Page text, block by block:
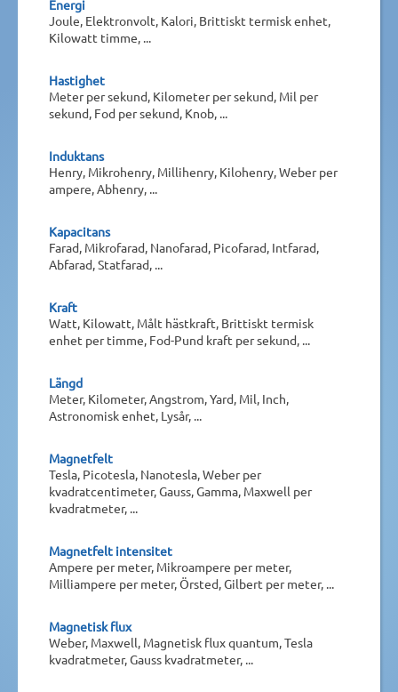
Energi
Joule, Elektronvolt, Kalori, Brittiskt termisk enhet,
Kilowatt timme, ...
Hastighet
Meter per sekund, Kilometer per sekund, Mil per
sekund, Fod per sekund, Knob, ...
Induktans
Henry, Mikrohenry, Millihenry, Kilohenry, Weber per
ampere, Abhenry, ...
Kapacitans
Farad, Mikrofarad, Nanofarad, Picofarad, Intfarad,
Abfarad, Statfarad, ...
Kraft
Watt, Kilowatt, Målt hästkraft, Brittiskt termisk
enhet per timme, Fod-Pund kraft per sekund, ...
Längd
Meter, Kilometer, Angstrom, Yard, Mil, Inch,
Astronomisk enhet, Lysår, ...
Magnetfelt
Tesla, Picotesla, Nanotesla, Weber per
kvadratcentimeter, Gauss, Gamma, Maxwell per
kvadratmeter, ...
Magnetfelt intensitet
Ampere per meter, Mikroampere per meter,
Milliampere per meter, Örsted, Gilbert per meter, ...
Magnetisk flux
Weber, Maxwell, Magnetisk flux quantum, Tesla
kvadratmeter, Gauss kvadratmeter, ...